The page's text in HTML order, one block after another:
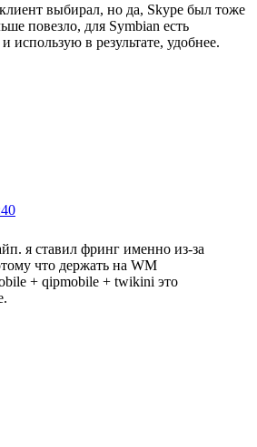
выбирал, но да, Skype был тоже
повезло, для Symbian есть
использую в результате, удобнее.
я ставил фринг именно из-за
что держать на WM
+ qipmobile + twikini это